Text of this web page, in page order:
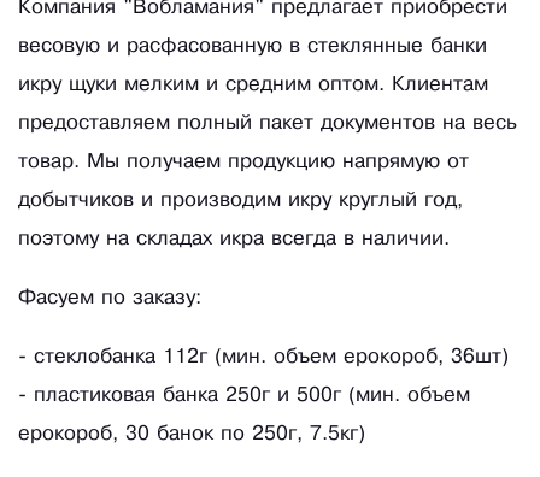
Компания "Вобламания" предлагает приобрести
весовую и расфасованную в стеклянные банки
икру щуки мелким и средним оптом. Клиентам
предоставляем полный пакет документов на весь
товар. Мы получаем продукцию напрямую от
добытчиков и производим икру круглый год,
поэтому на складах икра всегда в наличии.
Фасуем по заказу:
- стеклобанка 112г (мин. объем ерокороб, 36шт)
- пластиковая банка 250г и 500г (мин. объем
ерокороб, 30 банок по 250г, 7.5кг)